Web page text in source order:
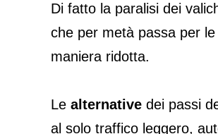
Di fatto la paralisi dei
che per metà passa per
maniera ridotta.
Le alternative dei passi
al solo traffico leggero,